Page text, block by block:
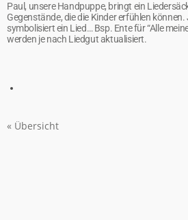
Paul, unsere Handpuppe, bringt ein
Gegenstände, die die Kinder erfühlen
symbolisiert ein Lied… Bsp. Ente für “Alle
werden je nach Liedgut aktualisiert.
« Übersicht